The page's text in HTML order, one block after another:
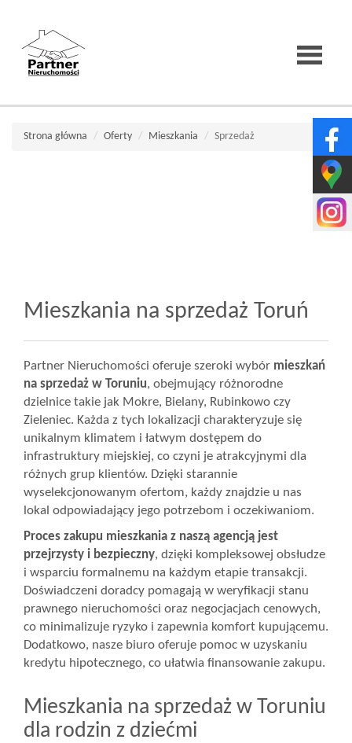
Strona
główna
Notatnik
Blog
Opinie
Strona główna Oferty Mieszkania Sprzedaż
Mieszkania na sprzedaż Toruń
Partner Nieruchomości oferuje szeroki wybór mieszkań
na sprzedaż w Toruniu, obejmujący różnorodne
dzielnice takie jak Mokre, Bielany, Rubinkowo czy
Zieleniec. Każda z tych lokalizacji charakteryzuje się
unikalnym klimatem i łatwym dostępem do
infrastruktury miejskiej, co czyni je atrakcyjnymi dla
różnych grup klientów. Dzięki starannie
wyselekcjonowanym ofertom, każdy znajdzie u nas
lokal odpowiadający jego potrzebom i oczekiwaniom.
Proces zakupu mieszkania z naszą agencją jest
przejrzysty i bezpieczny, dzięki kompleksowej obsłudze
i wsparciu formalnemu na każdym etapie transakcji.
Doświadczeni doradcy pomagają w weryfikacji stanu
prawnego nieruchomości oraz negocjacjach cenowych,
co minimalizuje ryzyko i zapewnia komfort kupującemu.
Dodatkowo, nasze biuro oferuje pomoc w uzyskaniu
kredytu hipotecznego, co ułatwia finansowanie zakupu.
Mieszkania na sprzedaż w Toruniu
dla rodzin z dziećmi